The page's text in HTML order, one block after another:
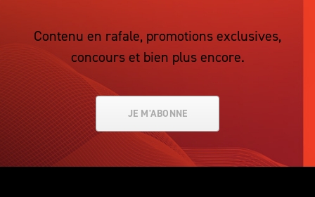
Contenu en rafale, promotions exclusives,
concours et bien plus encore.
JE M'ABONNE